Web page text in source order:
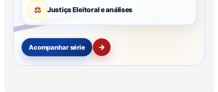
⚖ Justiça Eleitoral e análises
Acompanhar série →